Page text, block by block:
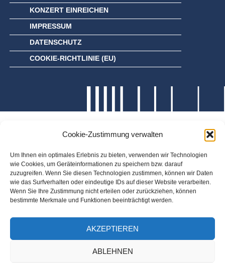
Cookie-Zustimmung verwalten
Um Ihnen ein optimales Erlebnis zu bieten, verwenden wir Technologien
wie Cookies, um Geräteinformationen zu speichern bzw. darauf
zuzugreifen. Wenn Sie diesen Technologien zustimmen, können wir Daten
wie das Surfverhalten oder eindeutige IDs auf dieser Website verarbeiten.
Wenn Sie Ihre Zustimmung nicht erteilen oder zurückziehen, können
bestimmte Merkmale und Funktionen beeinträchtigt werden.
AKZEPTIEREN
ABLEHNEN
KONZERT EINREICHEN
IMPRESSUM
DATENSCHUTZ
COOKIE-RICHTLINIE (EU)